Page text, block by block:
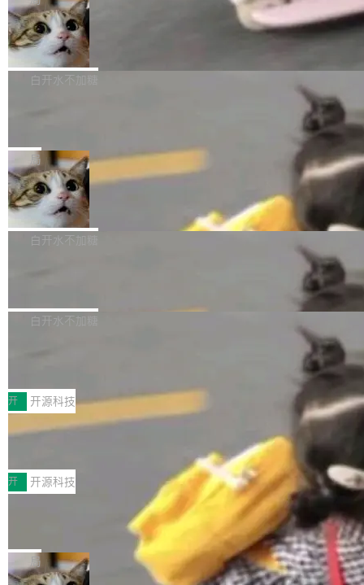
l 迁移或唤醒时，新宿主从 S3 恢复 SQLite 数据
库继续执行。存储库是持久化的唯一真相...
te 17 Pro、OPPO K15，要么是vivo X300 E这
样的次旗舰。 Galaxy Z Fold8 Ultra / Z Fold8 /
Z Flip8三款折叠屏新机均在7月22日发布，且全
部搭载骁龙8 Elite Gen5 for Galaxy，它们本该
本控制系统。目前处于 Early Access 阶段。 De
ltaDB 的核心思路直接写在 landing page 最显
眼的位置：「Software is made between com
mits」——软件是在 commit 之间写出来的。git
是把这段空隙补上。 回退到任何一次编辑：Delt
aDB 捕获 commit 之间的每一次操作，...
SpaceXAI 单季资本开支达 183 亿美元
根据风险投资人Tomer Tunguz 博客（VC 分
析）披露的最新分析与第二季度业绩报告，Spac
微软同期总资本开支的四成。 与亚马逊、Alpha
bet、微软以及 Meta 等传统科技巨头相比，Spa
ceXAI的资金消耗速度尤为引人瞩目。然而，支
撑庞大支出的资金来源却呈现出截然不同的面
貌。数据显示，微软和 Meta 主要依托充沛的经
白开水不加糖
一个在终端里运行的编程 agent；Muse Spark
1.2，驱动这个 agent 的新模型。一句话概括：
你可以用 curl -fsSL https://dev.meta.ai/install.
sh | bash 安装一个能在大项目里自动规划、写
代码、验证结果的 AI 终端工具。 据介绍，Muse
个主 agent 循环，外加一组后台 agent。这些后
局
美团开源 LoHoSearch，用知识图谱校
准 AI 能力认知
机器出题的前提，是让机器拥有全局视野。整个
构建流程可以分为四个环节：建图 → 控制难度
白开水不加糖
库，并将作为transport接入Mooncake TENT。
MPComm将作为一种传输引擎接入Mooncake T
ENT，实现零拷贝传输性能提升30%、非零拷贝
传输性能最高提升5倍。UCL-MPComm底层基
于自研UCL-Engine通信引擎，后续腾讯网平将
持续开源更多基于UCL-Engine的高性能通信组
件。 腾讯网平团队在UCL-MPComm中实现了一
个独立于业务线程的全局通信引擎（Engine），
白开水不加糖
型案例入选名单》，深信服“面向企业研发场景的
开源 AI 编程平台 CoStrict 应用”凭借卓越的技术
创新与落地成效成功入选。 全链路私有化部署，
助力企业AI研发安全落地 当前，越来越多企业已
经开始引入 AI Coding 工具，通过调用公有云模
型或企业内部部署模型提升研发效率。但随着 AI
Coding 从个人辅助工具逐步走向团队级、组织
级应用，企业在规模化落地过程中，对安全性、
可控性和代码质量提出了更高要求。 首先是数据
安全与合规要求。对于大多数普通研发场景，公
开 开源科技
深信服AI算力网关入选工信部人工智能
前不久，工业和信息化部正式发布《2025年人工
智能应用典型案例名单》，集中展示人工智能在
各领域的应用成果，覆盖技术底座、行业赋能、
产品应用、支撑保障、专题等五大方向。深信服
AI算力网关（AI创新平台）成功入选！ 随着各行
各业的Agent走向规模化建设，算力构成形态逐
渐丰富，用户关注的重点也在发生变化：不只是
开 开源科技
Jeff Dean 离开 Google：一个时代的结
束，一个实验室的开始
Google 员工编号 20。MapReduce 作者之一。
Bigtable 作者之一。TensorFlow 的作者之一。
Gemini 的架构师。Google 首席科学家。 Jeff D
局